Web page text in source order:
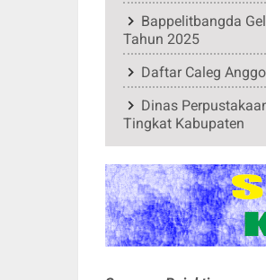
Bappelitbangda
Tahun 2025
Daftar Caleg
Dinas
Tingkat Kabupaten